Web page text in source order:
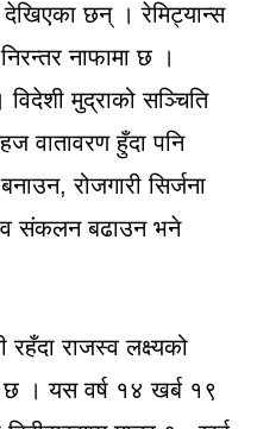
देखिएका छन् । रेमिट्यान्स
नाफामा छ ।
मुद्राको सञ्चिति
वातावरण हुँदा पनि
रोजगारी सिर्जना
संकलन बढाउन भने
राजस्व लक्ष्यको
। यस वर्ष १४ खर्ब १९